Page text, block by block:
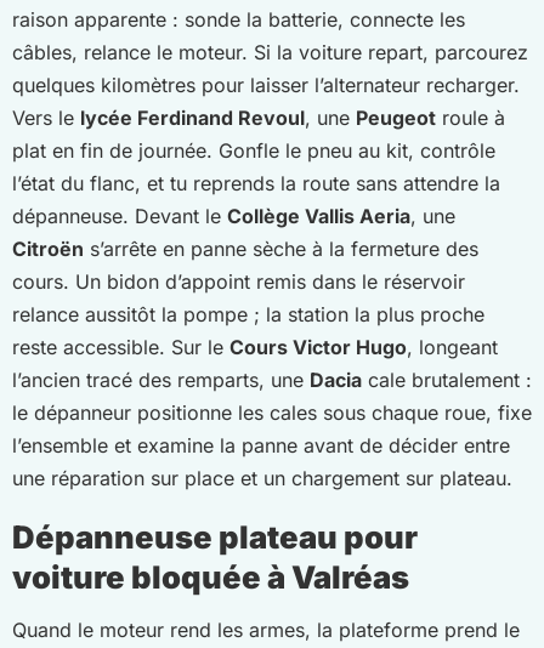
raison apparente : sonde la batterie, connecte les
câbles, relance le moteur. Si la voiture repart, parcourez
quelques kilomètres pour laisser l’alternateur recharger.
Vers le lycée Ferdinand Revoul, une Peugeot roule à
plat en fin de journée. Gonfle le pneu au kit, contrôle
l’état du flanc, et tu reprends la route sans attendre la
dépanneuse. Devant le Collège Vallis Aeria, une
Citroën s’arrête en panne sèche à la fermeture des
cours. Un bidon d’appoint remis dans le réservoir
relance aussitôt la pompe ; la station la plus proche
reste accessible. Sur le Cours Victor Hugo, longeant
l’ancien tracé des remparts, une Dacia cale brutalement :
le dépanneur positionne les cales sous chaque roue, fixe
l’ensemble et examine la panne avant de décider entre
une réparation sur place et un chargement sur plateau.
Dépanneuse plateau pour
voiture bloquée à Valréas
Quand le moteur rend les armes, la plateforme prend le